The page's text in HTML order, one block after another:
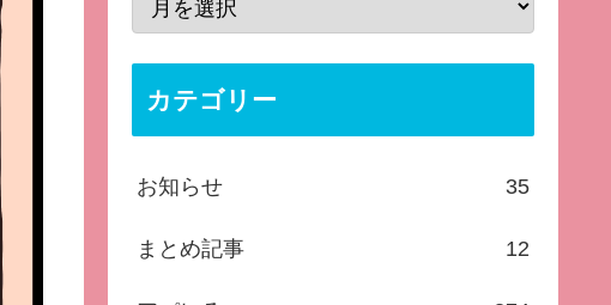
カテゴリー
お知らせ 35
まとめ記事 12